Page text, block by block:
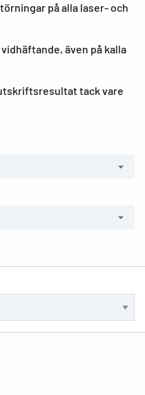
på alla laser- och
även på kalla
tack vare